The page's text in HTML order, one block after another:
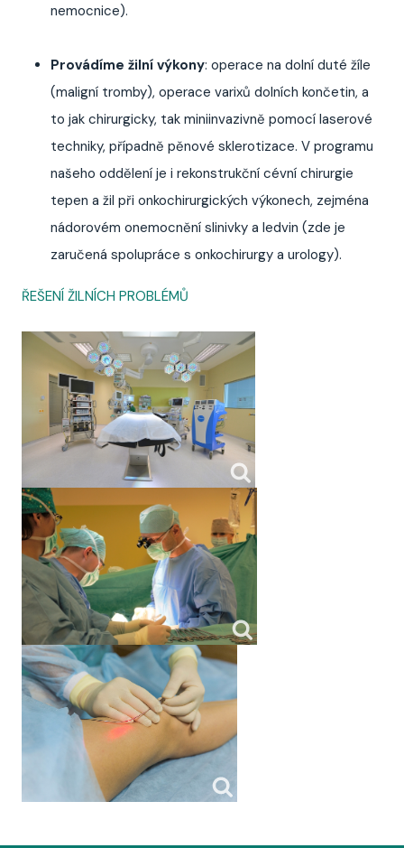
nemocnice).
Provádíme žilní výkony: operace na dolní duté žíle
(maligní tromby), operace varixů dolních končetin, a
to jak chirurgicky, tak miniinvazivně pomocí laserové
techniky, případně pěnové sklerotizace. V programu
našeho oddělení je i rekonstrukční cévní chirurgie
tepen a žil při onkochirurgických výkonech, zejména
nádorovém onemocnění slinivky a ledvin (zde je
zaručená spolupráce s onkochirurgy a urology).
ŘEŠENÍ ŽILNÍCH PROBLÉMŮ